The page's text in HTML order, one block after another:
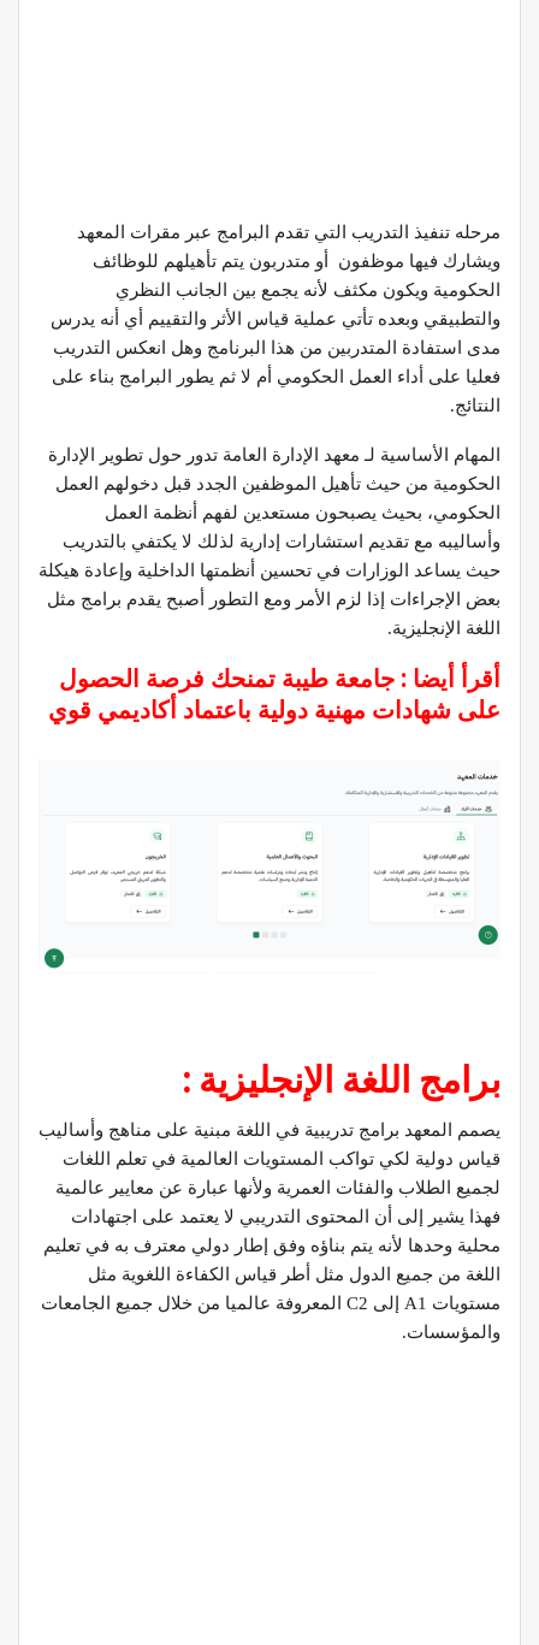
مرحله تنفيذ التدريب التي تقدم البرامج عبر مقرات المعهد
ويشارك فيها موظفون أو متدربون يتم تأهيلهم للوظائف
الحكومية ويكون مكثف لأنه يجمع بين الجانب النظري
والتطبيقي وبعده تأتي عملية قياس الأثر والتقييم أي أنه يدرس
مدى استفادة المتدربين من هذا البرنامج وهل انعكس التدريب
فعليا على أداء العمل الحكومي أم لا ثم يطور البرامج بناء على
النتائج.
المهام الأساسية لـ معهد الإدارة العامة تدور حول تطوير الإدارة
الحكومية من حيث تأهيل الموظفين الجدد قبل دخولهم العمل
الحكومي، بحيث يصبحون مستعدين لفهم أنظمة العمل
وأساليبه مع تقديم استشارات إدارية لذلك لا يكتفي بالتدريب
حيث يساعد الوزارات في تحسين أنظمتها الداخلية وإعادة هيكلة
بعض الإجراءات إذا لزم الأمر ومع التطور أصبح يقدم برامج مثل
اللغة الإنجليزية.
أقرأ أيضا : جامعة طيبة تمنحك فرصة الحصول
على شهادات مهنية دولية باعتماد أكاديمي قوي
برامج اللغة الإنجليزية :
يصمم المعهد برامج تدريبية في اللغة مبنية على مناهج وأساليب
قياس دولية لكي تواكب المستويات العالمية في تعلم اللغات
لجميع الطلاب والفئات العمرية ولأنها عبارة عن معايير عالمية
فهذا يشير إلى أن المحتوى التدريبي لا يعتمد على اجتهادات
محلية وحدها لأنه يتم بناؤه وفق إطار دولي معترف به في تعليم
اللغة من جميع الدول مثل أطر قياس الكفاءة اللغوية مثل
مستويات A1 إلى C2 المعروفة عالميا من خلال جميع الجامعات
والمؤسسات.